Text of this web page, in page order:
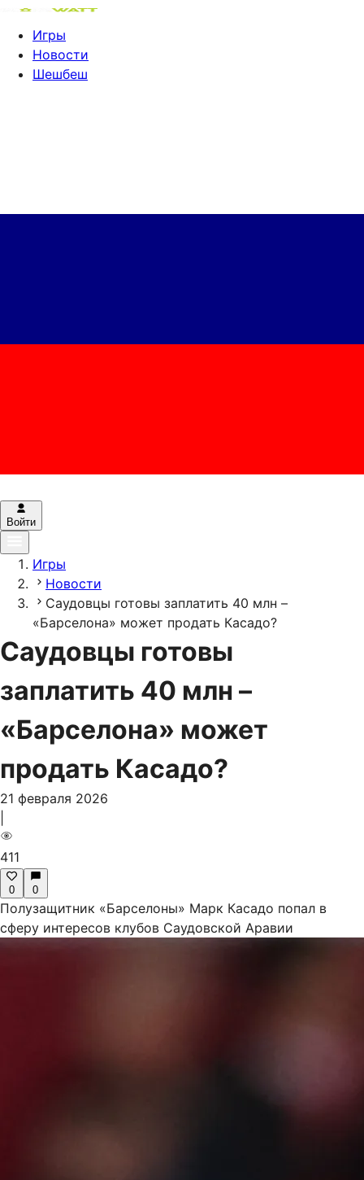
Игры
Новости
Шешбеш
Войти
Игры
Новости
Саудовцы готовы заплатить 40 млн –
«Барселона» может продать Касадо?
Саудовцы готовы
заплатить 40 млн –
«Барселона» может
продать Касадо?
21 февраля 2026
411
0 0
Полузащитник «Барселоны» Марк Касадо попал в
сферу интересов клубов Саудовской Аравии